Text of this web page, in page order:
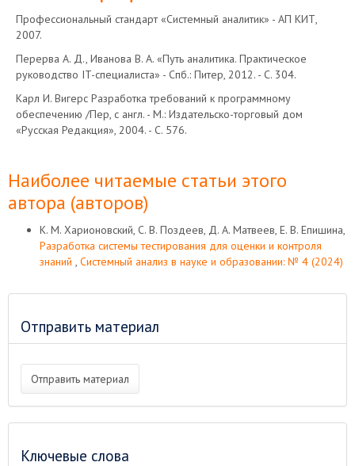
Профессиональный стандарт «Системный аналитик» - АП КИТ,
2007.
Перерва А. Д., Иванова В. А. «Путь аналитика. Практическое
руководство IT-специалиста» - Спб.: Питер, 2012. - C. 304.
Карл И. Вигерс Разработка требований к программному
обеспечению /Пер, с англ. - М.: Издательско-торговый дом
«Русская Редакция», 2004. - C. 576.
Наиболее читаемые статьи этого
автора (авторов)
К. М. Харионовский, С. В. Поздеев, Д. А. Матвеев, Е. В. Епишина,
Разработка системы тестирования для оценки и контроля
знаний , Системный анализ в науке и образовании: № 4 (2024)
Отправить материал
Отправить материал
Ключевые слова